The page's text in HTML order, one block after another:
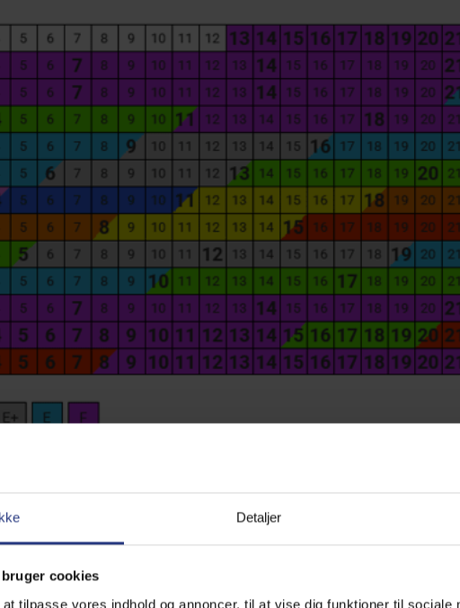
Detaljer
bruger cookies
tilpasse vores indhold og annoncer, til at vise dig funktioner til sociale